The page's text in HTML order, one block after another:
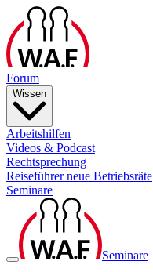
Forum
Wissen
Arbeitshilfen
Videos & Podcast
Rechtsprechung
Reiseführer neue Betriebsräte
Seminare
Seminare